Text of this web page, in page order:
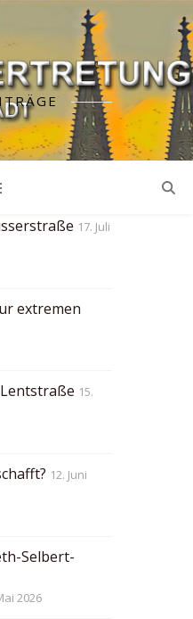
17. Juli
extremen
15.
12. Juni
Selbert-
2026